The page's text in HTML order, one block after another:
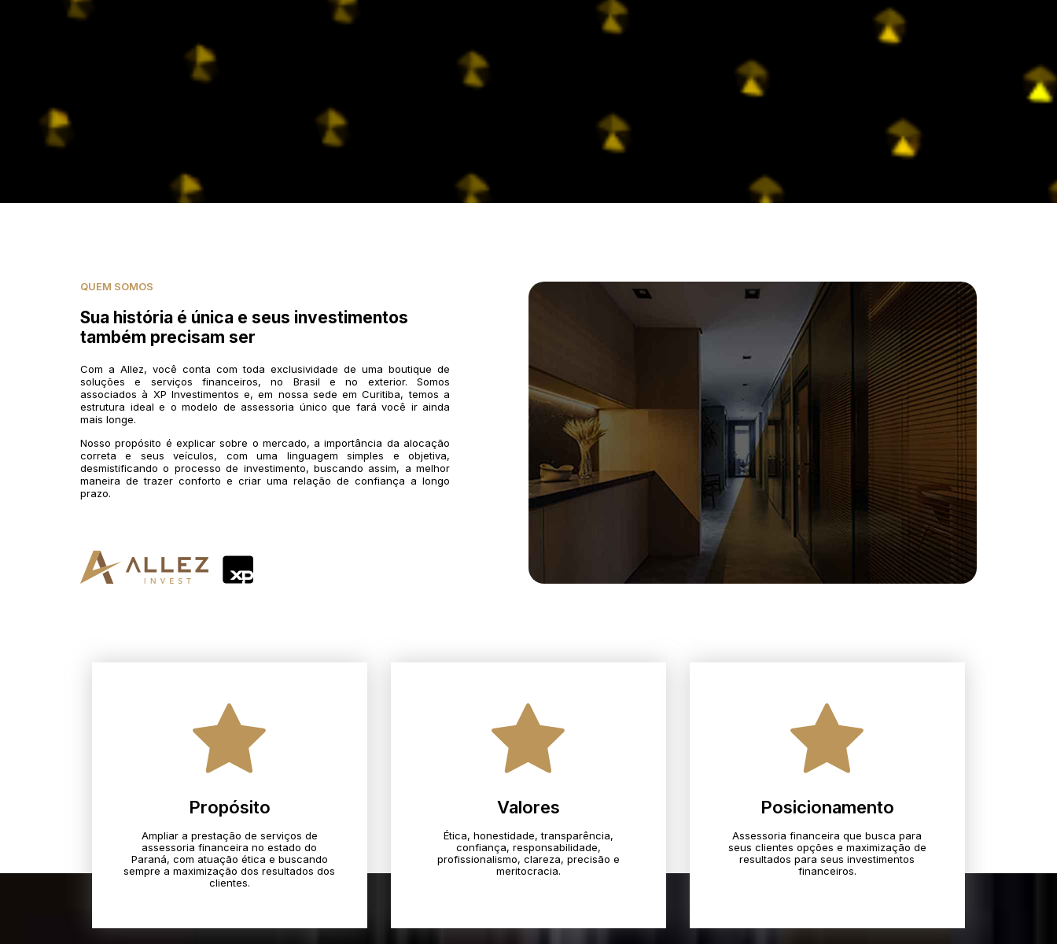
QUEM SOMOS
Sua história é única e seus investimentos
também precisam ser
Com a Allez, você conta com toda exclusividade de uma boutique de
soluções e serviços financeiros, no Brasil e no exterior. Somos
associados à XP Investimentos e, em nossa sede em Curitiba, temos a
estrutura ideal e o modelo de assessoria único que fará você ir ainda
mais longe.
Nosso propósito é explicar sobre o mercado, a importância da alocação
correta e seus veículos, com uma linguagem simples e objetiva,
desmistificando o processo de investimento, buscando assim, a melhor
maneira de trazer conforto e criar uma relação de confiança a longo
prazo.
Propósito
Ampliar a prestação de serviços de
assessoria financeira no estado do
Paraná, com atuação ética e buscando
sempre a maximização dos resultados dos
clientes.
Valores
Ética, honestidade, transparência,
confiança, responsabilidade,
profissionalismo, clareza, precisão e
meritocracia.​
Posicionamento
Assessoria financeira que busca para
seus clientes opções e maximização de
resultados para seus investimentos
financeiros.